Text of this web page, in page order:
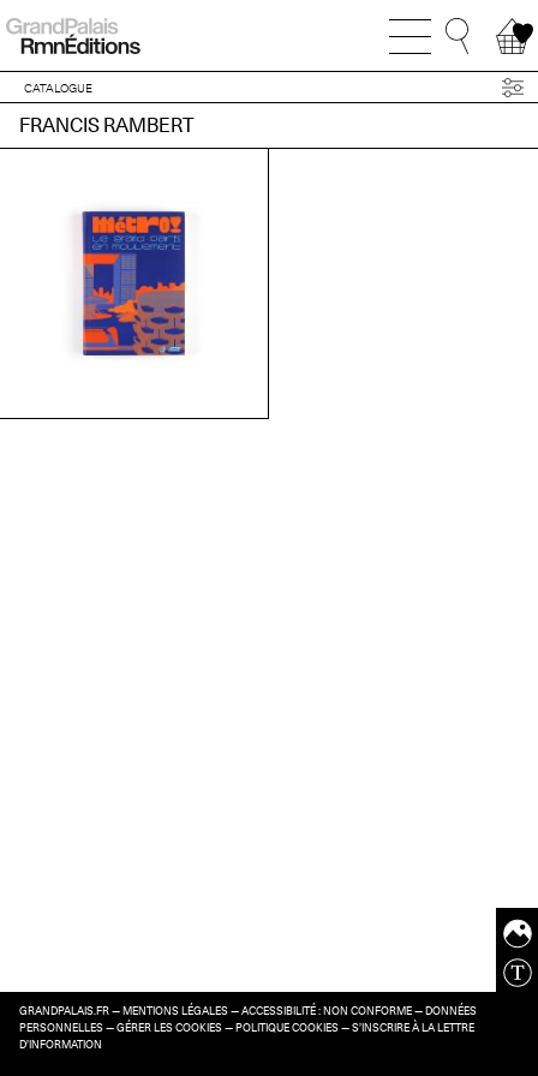
CATALOGUE
FRANCIS RAMBERT
GRANDPALAIS.FR — MENTIONS LÉGALES — ACCESSIBILITÉ : NON CONFORME — DONNÉES
PERSONNELLES — GÉRER LES COOKIES — POLITIQUE COOKIES — S’INSCRIRE À LA LETTRE
D’INFORMATION